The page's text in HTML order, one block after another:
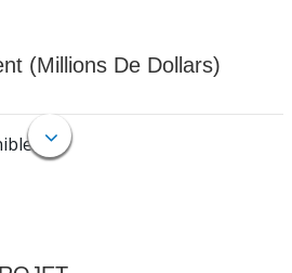
(Millions De Dollars)